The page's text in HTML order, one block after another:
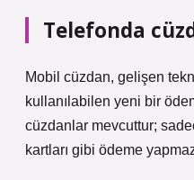
Telefonda
Mobil cüzdan, gelişen
kullanılabilen yeni bir
cüzdanlar mevcuttur;
kartları gibi ödeme